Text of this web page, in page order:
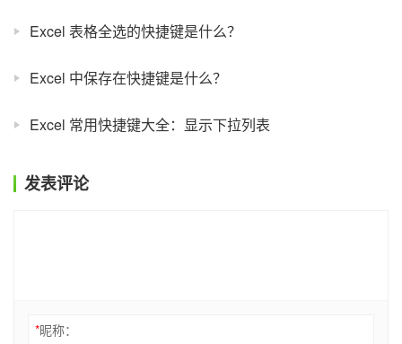
Excel 表格全选的快捷键是什么？
Excel 中保存在快捷键是什么？
Excel 常用快捷键大全：显示下拉列表
发表评论
*昵称：